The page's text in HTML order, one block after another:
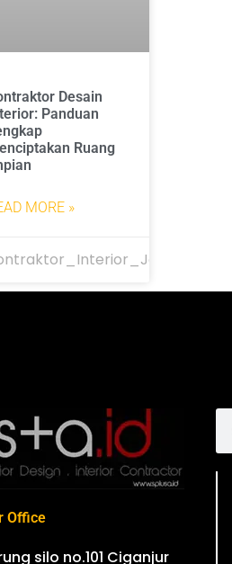
Desain
Panduan
Ruang
MORE »
Office
silo no.101 Ciganjur